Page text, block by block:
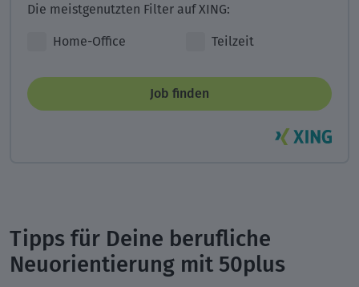
Job finden
Die meistgenutzten Filter auf XING:
Home-Office Teilzeit
Tipps für Deine berufliche
Neuorientierung mit 50plus